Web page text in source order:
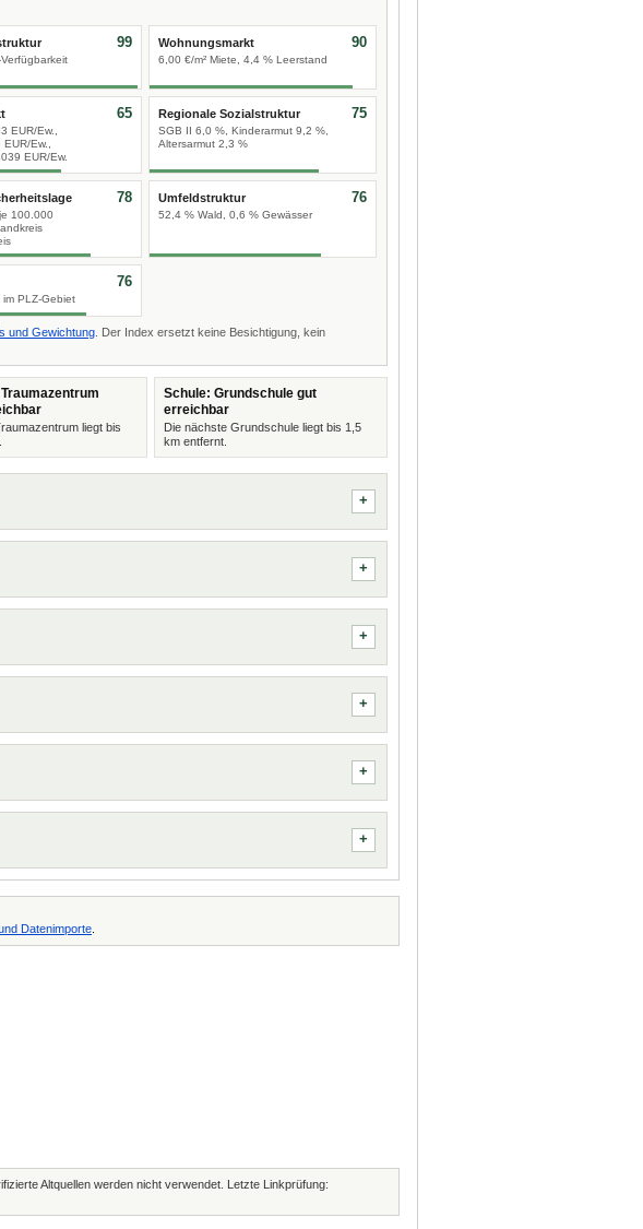
99 Wohnungsmarkt
6,00 €/m² Miete, 4,4 % Leerstand
90
EUR/Ew.,
Ew.,
EUR/Ew.
65 Regionale Sozialstruktur
SGB II 6,0 %, Kinderarmut 9,2 %,
Altersarmut 2,3 %
75
100.000
78 Umfeldstruktur
52,4 % Wald, 0,6 % Gewässer
76
PLZ-Gebiet
76
und Gewichtung . Der Index ersetzt keine Besichtigung, kein
liegt bis
Schule: Grundschule gut
erreichbar
Die nächste Grundschule liegt bis 1,5
km entfernt.
Datenimporte
Altquellen werden nicht verwendet. Letzte Linkprüfung: